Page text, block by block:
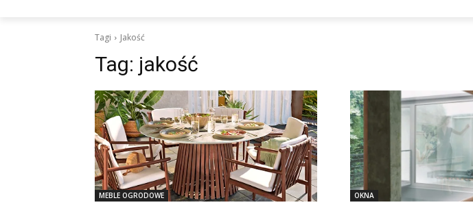
Tagi Jakość
Tag: jakość
MEBLE OGRODOWE OKNA